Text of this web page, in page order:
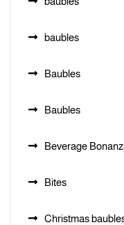
baubles
Baubles
Baubles
Beverage
Bites
Christmas